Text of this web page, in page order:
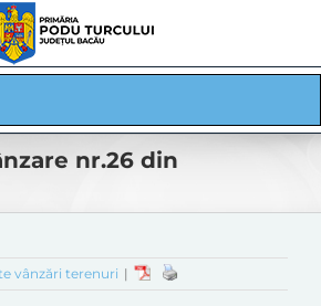
nr.26 din
vânzări terenuri |